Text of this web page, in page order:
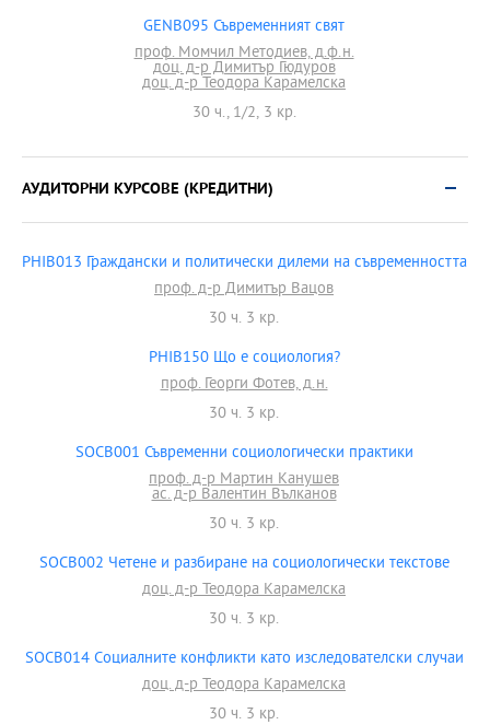
GENB095 Съвременният свят
проф. Момчил Методиев, д.ф.н.
доц. д-р Димитър Гюдуров
доц. д-р Теодора Карамелска
30 ч., 1/2, 3 кр.
АУДИТОРНИ КУРСОВЕ (КРЕДИТНИ)
PHIB013 Граждански и политически дилеми на съвременността
проф. д-р Димитър Вацов
30 ч. 3 кр.
PHIB150 Що е социология?
проф. Георги Фотев, д.н.
30 ч. 3 кр.
SOCB001 Съвременни социологически практики
проф. д-р Мартин Канушев
ас. д-р Валентин Вълканов
30 ч. 3 кр.
SOCB002 Четене и разбиране на социологически текстове
доц. д-р Теодора Карамелска
30 ч. 3 кр.
SOCB014 Социалните конфликти като изследователски случаи
доц. д-р Теодора Карамелска
30 ч. 3 кр.